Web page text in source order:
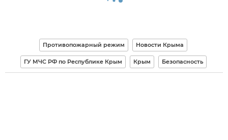
Противопожарный режим Новости Крыма
ГУ МЧС РФ по Республике Крым Крым Безопасность